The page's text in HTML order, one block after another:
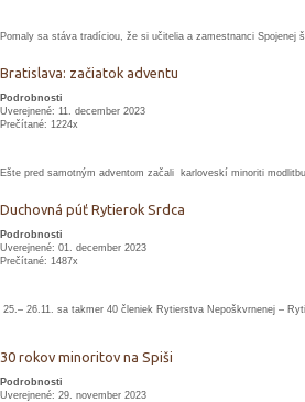
Pomaly sa stáva tradíciou, že si učitelia a zamestnanci Spojenej
Bratislava: začiatok adventu
Podrobnosti
Uverejnené: 11. december 2023
Prečítané: 1224x
Ešte pred samotným adventom začali karloveskí minoriti
Duchovná púť Rytierok Srdca
Podrobnosti
Uverejnené: 01. december 2023
Prečítané: 1487x
25.– 26.11. sa takmer 40 členiek Rytierstva Nepoškvrnenej –
30 rokov minoritov na Spiši
Podrobnosti
Uverejnené: 29. november 2023